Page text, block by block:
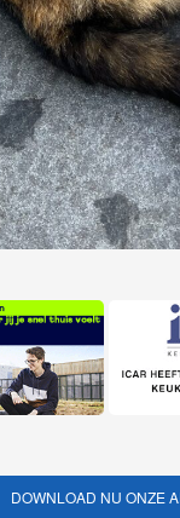
DOWNLOAD NU ONZE